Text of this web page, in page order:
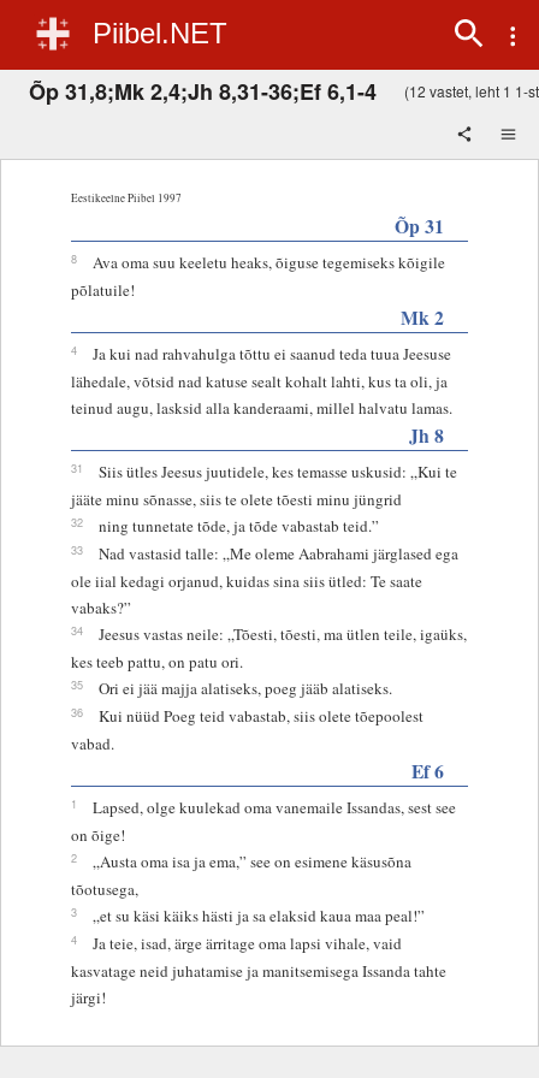
Piibel.NET
Õp 31,8;Mk 2,4;Jh 8,31-36;Ef 6,1-4 (12 vastet, leht 1 1-
Eestikeelne Piibel 1997
Õp 31
8
Ava oma suu keeletu heaks, õiguse tegemiseks kõigile
põlatuile!
Mk 2
4
Ja kui nad rahvahulga tõttu ei saanud teda tuua Jeesuse
lähedale, võtsid nad katuse sealt kohalt lahti, kus ta oli, ja
teinud augu, lasksid alla kanderaami, millel halvatu lamas.
Jh 8
31
Siis ütles Jeesus juutidele, kes temasse uskusid: „Kui te
jääte minu sõnasse, siis te olete tõesti minu jüngrid
32 ning tunnetate tõde, ja tõde vabastab teid.”
33
Nad vastasid talle: „Me oleme Aabrahami järglased ega
ole iial kedagi orjanud, kuidas sina siis ütled: Te saate
vabaks?”
34
Jeesus vastas neile: „Tõesti, tõesti, ma ütlen teile, igaüks,
kes teeb pattu, on patu ori.
35 Ori ei jää majja alatiseks, poeg jääb alatiseks.
36
Kui nüüd Poeg teid vabastab, siis olete tõepoolest
vabad.
Ef 6
1
Lapsed, olge kuulekad oma vanemaile Issandas, sest see
on õige!
2
„Austa oma isa ja ema,” see on esimene käsusõna
tõotusega,
3 „et su käsi käiks hästi ja sa elaksid kaua maa peal!”
4
Ja teie, isad, ärge ärritage oma lapsi vihale, vaid
kasvatage neid juhatamise ja manitsemisega Issanda tahte
järgi!